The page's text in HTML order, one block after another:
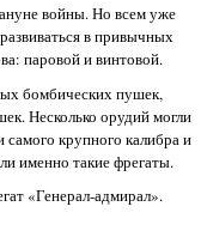
войны. Но всем уже
в привычных
паровой и винтовой.
бомбических пушек,
Несколько орудий могли
крупного калибра и
именно такие фрегаты.
«Генерал-адмирал».